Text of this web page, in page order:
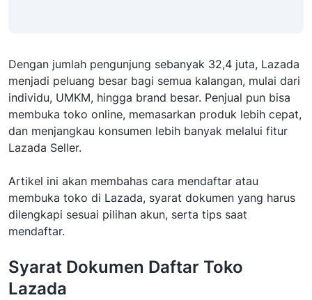
Dengan jumlah pengunjung sebanyak 32,4 juta, Lazada
menjadi peluang besar bagi semua kalangan, mulai dari
individu, UMKM, hingga brand besar. Penjual pun bisa
membuka toko online, memasarkan produk lebih cepat,
dan menjangkau konsumen lebih banyak melalui fitur
Lazada Seller.
Artikel ini akan membahas cara mendaftar atau
membuka toko di Lazada, syarat dokumen yang harus
dilengkapi sesuai pilihan akun, serta tips saat
mendaftar.
Syarat Dokumen Daftar Toko
Lazada